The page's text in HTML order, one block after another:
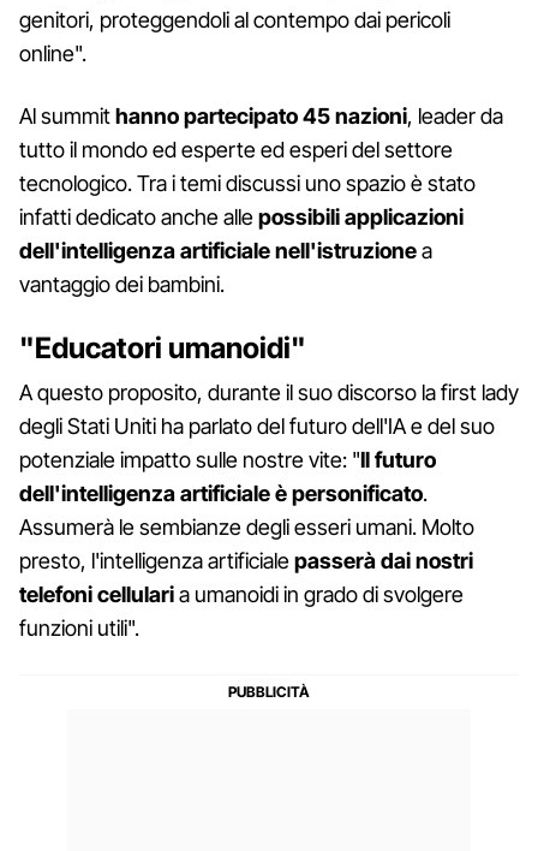
genitori, proteggendoli al contempo dai pericoli
online".
Al summithanno partecipato 45 nazioni, leader da
tutto il mondo ed esperte ed esperi del settore
tecnologico. Tra i temi discussi uno spazio è stato
infatti dedicato anche allepossibili applicazioni
dell'intelligenza artificiale nell'istruzionea
vantaggio dei bambini.
"Educatori umanoidi"
A questo proposito, durante il suo discorso la first lady
degli Stati Uniti ha parlato del futuro dell'IA e del suo
potenziale impatto sulle nostre vite: "Il futuro
dell'intelligenza artificiale è personificato.
Assumerà le sembianze degli esseri umani. Molto
presto, l'intelligenza artificialepasserà dai nostri
telefoni cellularia umanoidi in grado di svolgere
funzioni utili".